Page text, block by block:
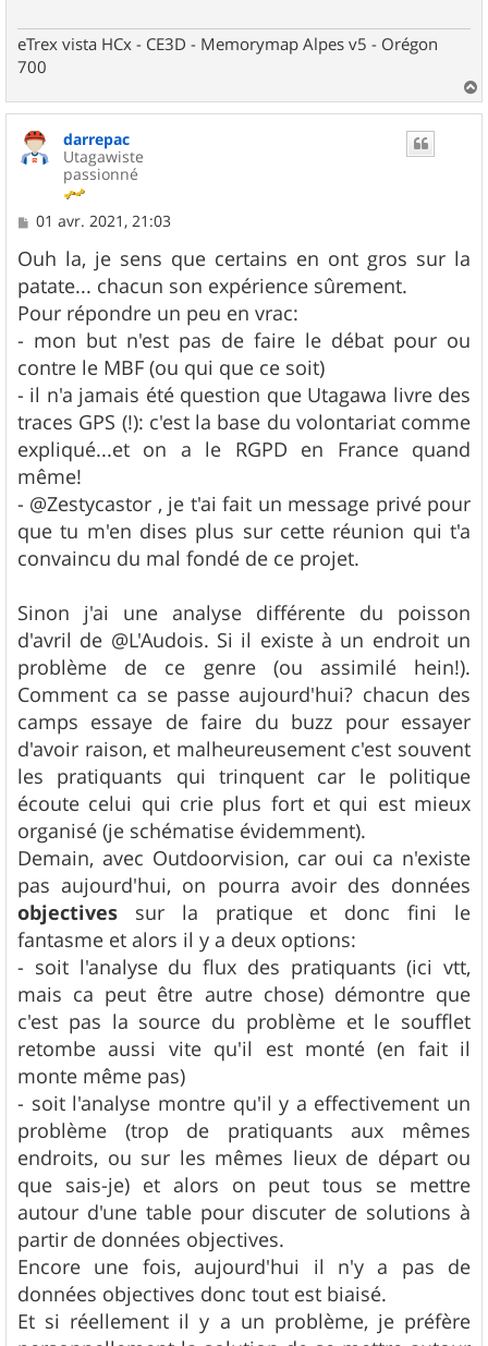
eTrex vista HCx - CE3D - Memorymap Alpes v5 - Orégon
700
a
darrepac
Utagawiste
passionné
M
s
s
a
g
e
01 avr. 2021, 21:03
Ouh la, je sens que certains en ont gros sur la
patate... chacun son expérience sûrement.
Pour répondre un peu en vrac:
- mon but n'est pas de faire le débat pour ou
contre le MBF (ou qui que ce soit)
- il n'a jamais été question que Utagawa livre des
traces GPS (!): c'est la base du volontariat comme
expliqué...et on a le RGPD en France quand
même!
- @Zestycastor , je t'ai fait un message privé pour
que tu m'en dises plus sur cette réunion qui t'a
convaincu du mal fondé de ce projet.
Sinon j'ai une analyse différente du poisson
d'avril de @L'Audois. Si il existe à un endroit un
problème de ce genre (ou assimilé hein!).
Comment ca se passe aujourd'hui? chacun des
camps essaye de faire du buzz pour essayer
d'avoir raison, et malheureusement c'est souvent
les pratiquants qui trinquent car le politique
écoute celui qui crie plus fort et qui est mieux
organisé (je schématise évidemment).
Demain, avec Outdoorvision, car oui ca n'existe
pas aujourd'hui, on pourra avoir des données
objectives sur la pratique et donc fini le
fantasme et alors il y a deux options:
- soit l'analyse du flux des pratiquants (ici vtt,
mais ca peut être autre chose) démontre que
c'est pas la source du problème et le soufflet
retombe aussi vite qu'il est monté (en fait il
monte même pas)
- soit l'analyse montre qu'il y a effectivement un
problème (trop de pratiquants aux mêmes
endroits, ou sur les mêmes lieux de départ ou
que sais-je) et alors on peut tous se mettre
autour d'une table pour discuter de solutions à
partir de données objectives.
Encore une fois, aujourd'hui il n'y a pas de
données objectives donc tout est biaisé.
Et si réellement il y a un problème, je préfère